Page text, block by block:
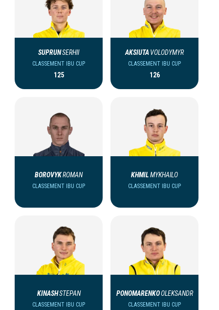
SUPRUNSERHII
CLASSEMENT IBU CUP
125
AKSIUTA VOLODYMYR
CLASSEMENT IBU CUP
126
BOROVYKROMAN
CLASSEMENT IBU CUP
KHMILMYKHAILO
CLASSEMENT IBU CUP
KINASHSTEPAN
CLASSEMENT IBU CUP
PONOMARENKOOLEKSANDR
CLASSEMENT IBU CUP